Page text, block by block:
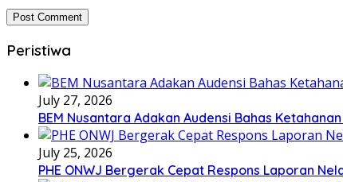
Peristiwa
July 27, 2026
BEM Nusantara Adakan Audensi Bahas
July 25, 2026
PHE ONWJ Bergerak Cepat Respons Laporan